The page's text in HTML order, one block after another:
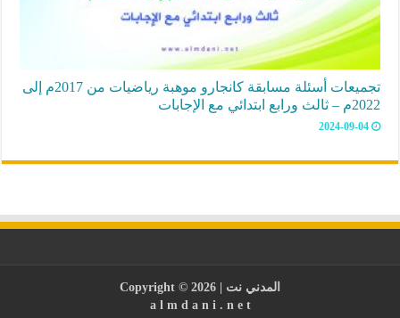
تجميعات أسئلة مسابقة كانجارو موهبة رياضيات من 2017م إلى
2022م – ثالث ورابع ابتدائي مع الإجابات
2024-09-04
المدني نت
a l m d a n i . n e t